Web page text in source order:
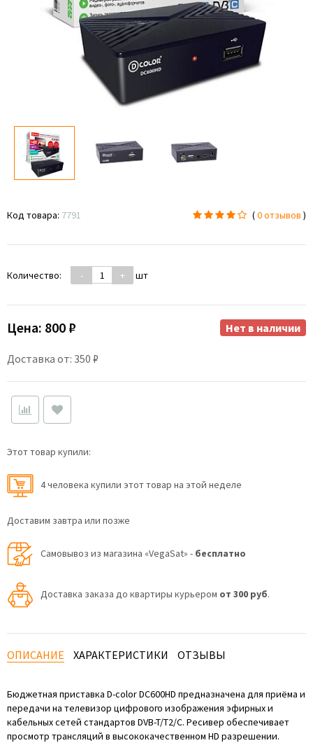
Код товара: 7791 (0 отзывов )
Количество: - + шт
Цена: 800 ₽
Доставка от: 350 ₽
Нет в наличии
Этот товар купили:
4 человекa купили этот товар на этой неделе
Доставим завтра или позже
Самовывоз из магазина «VegaSat» - бесплатно
Доставка заказа до квартиры курьером от 300 руб.
ОПИСАНИЕ ХАРАКТЕРИСТИКИ ОТЗЫВЫ
Бюджетная приставка D-color DC600HD предназначена для приёма и
передачи на телевизор цифрового изображения эфирных и
кабельных сетей стандартов DVB-T/T2/C. Ресивер обеспечивает
просмотр трансляций в высококачественном HD разрешении.